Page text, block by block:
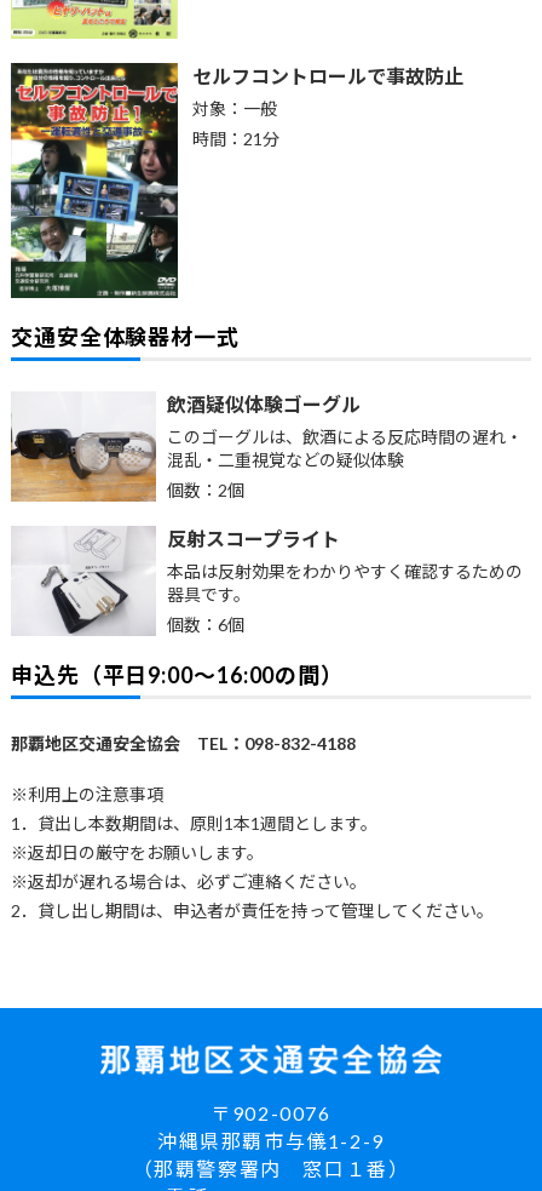
セルフコントロールで事故防止
対象：一般
時間：21分
交通安全体験器材一式
飲酒疑似体験ゴーグル
このゴーグルは、飲酒による反応時間の遅れ・
混乱・二重視覚などの疑似体験
個数：2個
反射スコープライト
本品は反射効果をわかりやすく確認するための
器具です。
個数：6個
申込先（平日9:00～16:00の間）
那覇地区交通安全協会 TEL：098-832-4188
※利用上の注意事項
1．貸出し本数期間は、原則1本1週間とします。
※返却日の厳守をお願いします。
※返却が遅れる場合は、必ずご連絡ください。
2．貸し出し期間は、申込者が責任を持って管理してください。
〒902-0076
沖縄県那覇市与儀1-2-9
（那覇警察署内 窓口１番）